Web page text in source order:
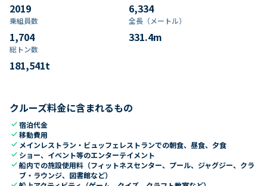
2019 6,334
乗組員数​
1,704
全長（メートル）
331.4m
総トン数​
181,541t
クルーズ料金に含まれるもの
check宿泊代金
check移動費用
check メインレストラン・ビュッフェレストランでの朝食、昼食、夕食
check ショー、イベント等のエンターテイメント
check船内での施設使用料（フィットネスセンター、プール、ジャグジー、クラ
ブ・ラウンジ、図書館など）